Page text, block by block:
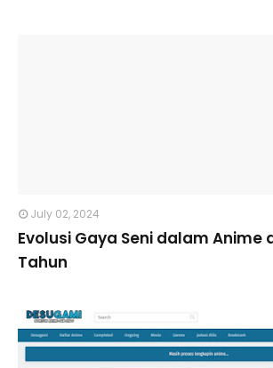
July 02, 2024
Evolusi Gaya Seni dalam Anime
Tahun